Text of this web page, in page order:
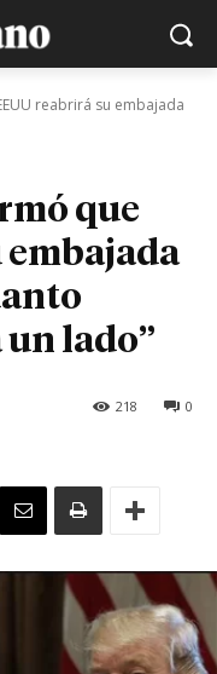
reabrirá su embajada
que
embajada
un lado”
0
218